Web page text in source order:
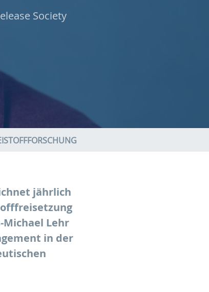
Society
jährlich
Lehr
in der